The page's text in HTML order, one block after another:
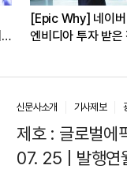
[Epic Why] 네이버
엔비디아 투자 받은
신문사소개 기사제보
제호 : 글로벌
07. 25 | 발행연